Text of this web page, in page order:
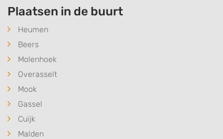
Plaatsen in de buurt
Heumen
Beers
Molenhoek
Overasselt
Mook
Gassel
Cuijk
Malden